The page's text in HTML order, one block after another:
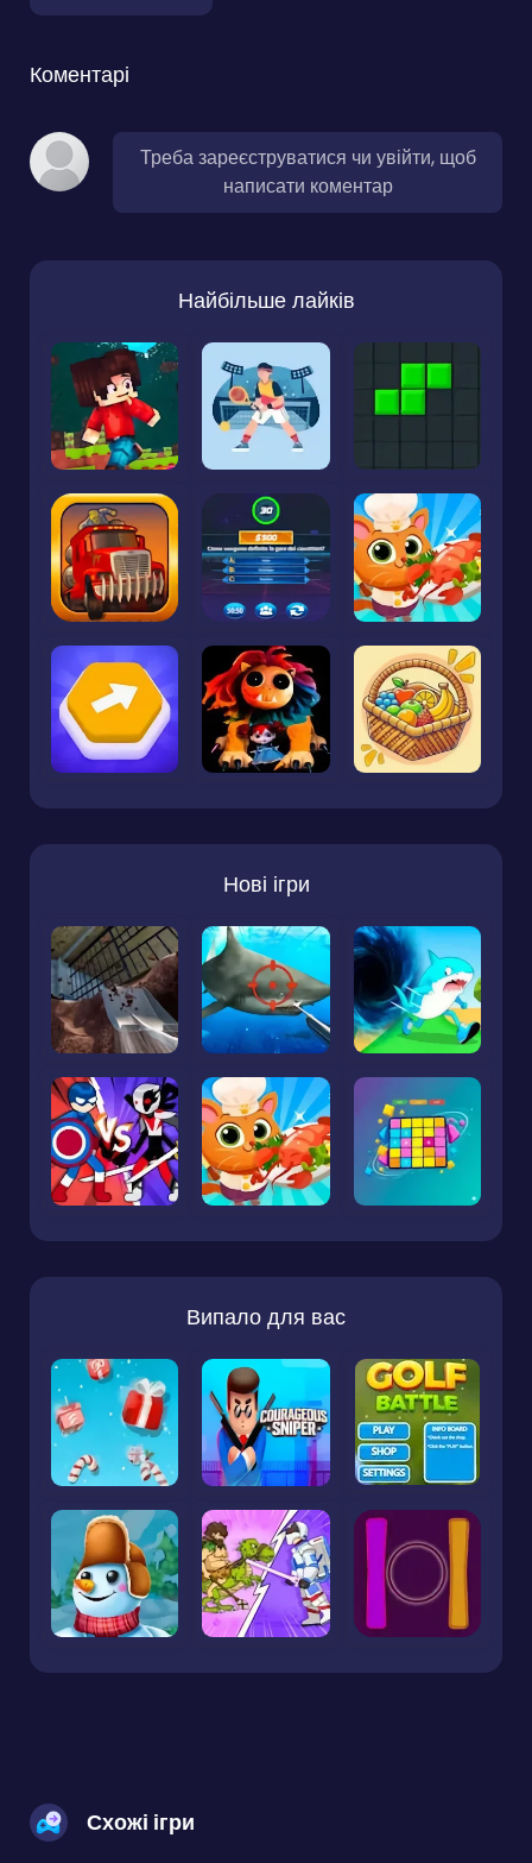
Коментарі
Треба зареєструватися чи увійти, щоб
написати коментар
Найбільше лайків
Нові ігри
Випало для вас
Схожі ігри